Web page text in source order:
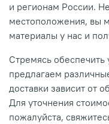
и регионам России.
местоположения, вы
материалы у нас и
Стремясь
предлагаем
доставки зависит от
Для уточнения
пожалуйста,